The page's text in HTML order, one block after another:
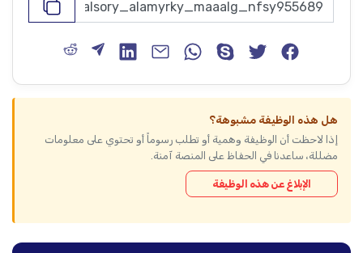
هل هذه الوظيفة مشبوهة؟
إذا لاحظت أن الوظيفة وهمية أو تطلب رسوماً أو تحتوي على معلومات
مضللة، ساعدنا في الحفاظ على المنصة آمنة.
الإبلاغ عن هذه الوظيفة